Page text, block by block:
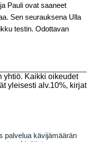
Pauli ovat saaneet
Sen seurauksena Ulla
testin. Odottavan
yhtiö. Kaikki oikeudet
yleisesti alv.10%, kirjat
palvelua kävijämäärän